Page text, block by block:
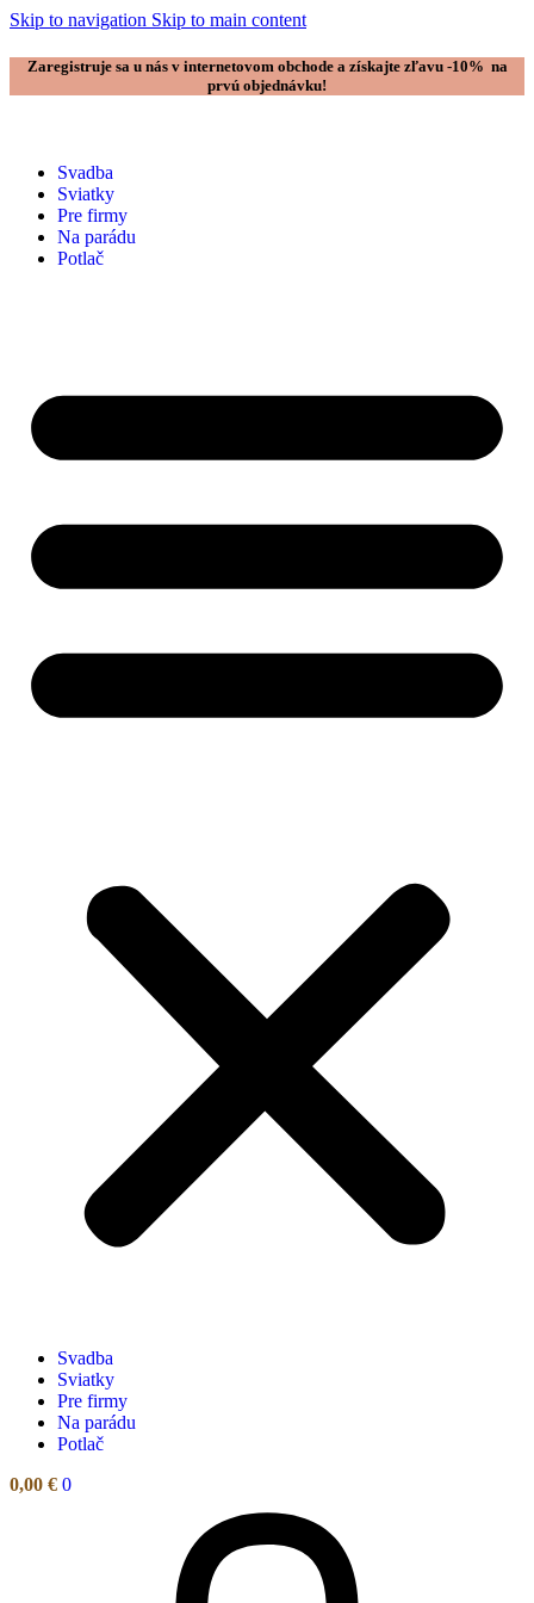
Skip to navigation Skip to main content
Zaregistruje sa u nás v internetovom obchode a získajte zľavu -10% na
prvú objednávku!
Svadba
Sviatky
Pre firmy
Na parádu
Potlač
Svadba
Sviatky
Pre firmy
Na parádu
Potlač
0,00 € 0